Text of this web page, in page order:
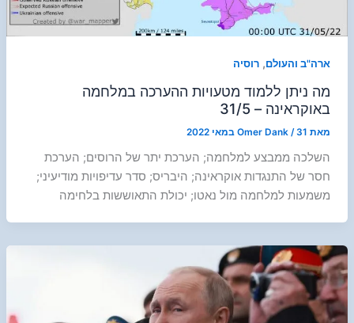
ארה"ב והעולם, רוסיה
מה ניתן ללמוד מטעויות ההערכה במלחמה
באוקראינה – 31/5
מאת Omer Dank /31 במאי 2022
השלכה ממבצע למלחמה; הערכת יתר של הרוסים; הערכת
חסר של התנגדות אוקראינה; היבריס; סדר עדיפויות מודיעיני;
משמעות למלחמה מול נאטו; יכולת התאוששות בלחימה